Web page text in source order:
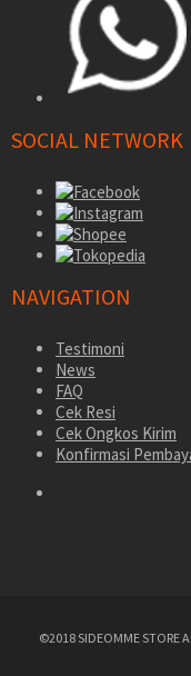
SOCIAL NETWORK
NAVIGATION
Testimoni
News
FAQ
Cek Resi
Cek Ongkos Kirim
Konfirmasi
©2018 SIDEOMME STORE